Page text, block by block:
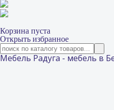
Корзина пуста
Открыть избранное
Мебель Радуга - мебель в